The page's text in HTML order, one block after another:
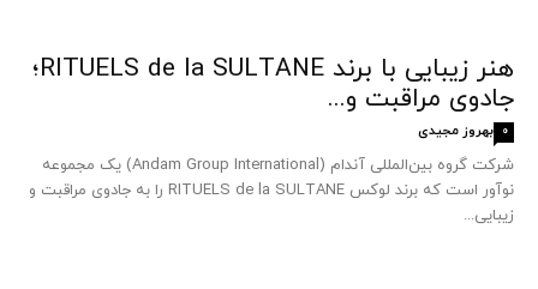
هنر زیبایی با برند RITUELS de la SULTANE؛
جادوی مراقبت و...
بهروز مجیدی 0
شرکت گروه بین‌المللی آندام (Andam Group International) یک مجموعه
نوآور است که برند لوکس RITUELS de la SULTANE را به جادوی مراقبت و
زیبایی...